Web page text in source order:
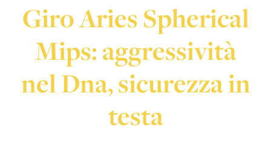
Giro Aries Spherical
Mips: aggressività
nel Dna, sicurezza in
testa